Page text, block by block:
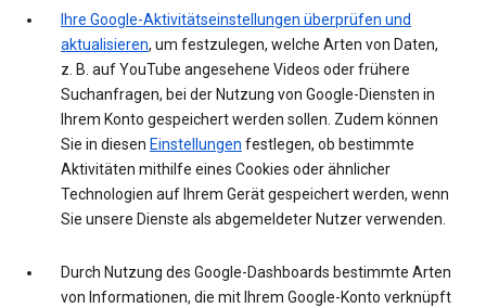
Ihre Google-Aktivitätseinstellungen überprüfen und
aktualisieren, um festzulegen, welche Arten von Daten,
z. B. auf YouTube angesehene Videos oder frühere
Suchanfragen, bei der Nutzung von Google-Diensten in
Ihrem Konto gespeichert werden sollen. Zudem können
Sie in diesen Einstellungen festlegen, ob bestimmte
Aktivitäten mithilfe eines Cookies oder ähnlicher
Technologien auf Ihrem Gerät gespeichert werden, wenn
Sie unsere Dienste als abgemeldeter Nutzer verwenden.
Durch Nutzung des Google-Dashboards bestimmte Arten
von Informationen, die mit Ihrem Google-Konto verknüpft